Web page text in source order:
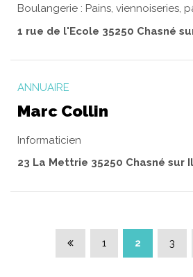
Boulangerie : Pains, viennoiseries,
1 rue de l'Ecole 35250 Chasné
ANNUAIRE
Marc Collin
Informaticien
23 La Mettrie 35250 Chasné sur
Page précédente
1 2 3